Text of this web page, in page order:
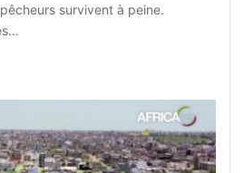
survivent à peine.